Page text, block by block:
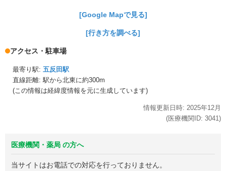
[Google Mapで見る]
[行き方を調べる]
アクセス・駐車場
最寄り駅: 五反田駅
直線距離: 駅から北東に約300m
(この情報は経緯度情報を元に生成しています)
情報更新日時: 2025年12月
(医療機関ID: 3041)
医療機関・薬局 の方へ
当サイトはお電話での対応を行っておりません。